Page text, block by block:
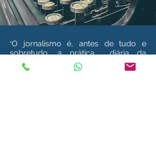
“O jornalismo é, antes de tudo e
sobretudo, a prática diária da
inteligência e o exercício cotidiano
do caráter“.